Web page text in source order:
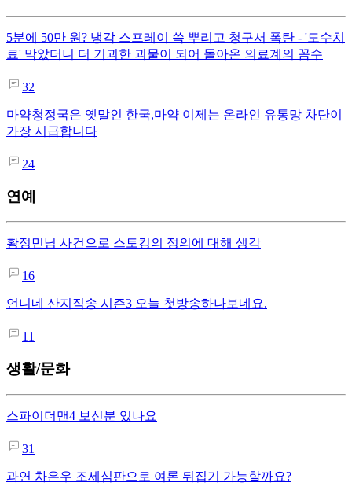
5분에 50만 원? 냉각 스프레이 쓱 뿌리고 청구서 폭탄 - '도수치
료' 막았더니 더 기괴한 괴물이 되어 돌아온 의료계의 꼼수
32
마약청정국은 옛말인 한국,마약 이제는 온라인 유통망 차단이
가장 시급합니다
24
연예
황정민님 사건으로 스토킹의 정의에 대해 생각
16
언니네 산지직송 시즌3 오늘 첫방송하나보네요.
11
생활/문화
스파이더맨4 보신분 있나요
31
과연 차은우 조세심판으로 여론 뒤집기 가능할까요?